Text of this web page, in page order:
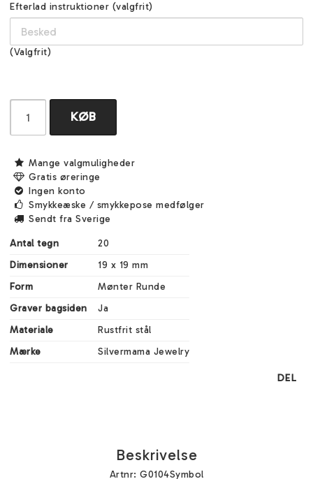
Efterlad instruktioner (valgfrit)
(Valgfrit)
KØB
Mange valgmuligheder
Gratis øreringe
Ingen konto
Smykkeæske / smykkepose medfølger
Sendt fra Sverige
Antal tegn
20
Dimensioner
19 x 19 mm
Form
Mønter Runde
Graver bagsiden
Ja
Materiale
Rustfrit stål
Mærke
Silvermama Jewelry
DEL
Beskrivelse
Artnr: G0104Symbol